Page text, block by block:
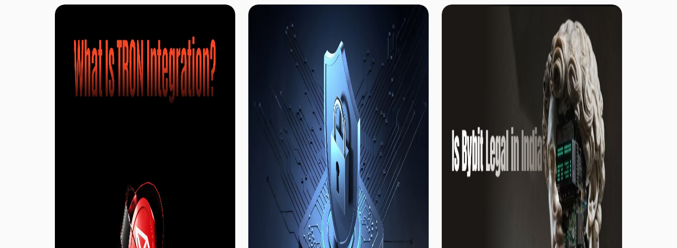
maliciosos. Nenhuma medida de segurança
individual elimina todos os riscos, mas a
aplicação conjunta destas práticas minimiza de
forma significativa a probabilidade de perda dos
ativos digitais.
forma segura e em conformidade, bem como
participar em operações on-chain, passou a ser
um tema central para a indústria.
chain dinâmica estão a captar um interesse
institucional cada vez mais significativo pelo
ecossistema do TRON. Ao mesmo tempo, a
expansão da Anchorage Digital na custódia de
TRON, staking de TRX e suporte de ativos TRC-
20 marca uma mudança na forma como as
instituições se envolvem com o mercado de